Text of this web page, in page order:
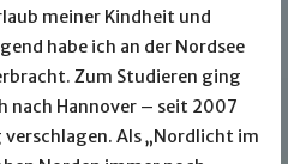
meiner Kindheit und
habe ich an der Nordsee
Zum Studieren ging
nach Hannover – seit 2007
Als „Nordlicht im